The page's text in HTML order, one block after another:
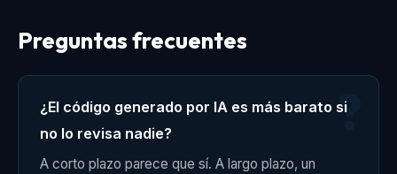
Preguntas frecuentes
¿El código generado por IA es más barato si
no lo revisa nadie?
A corto plazo parece que sí. A largo plazo, un